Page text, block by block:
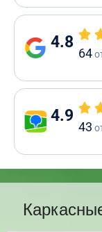
4.8
64
4.9
43